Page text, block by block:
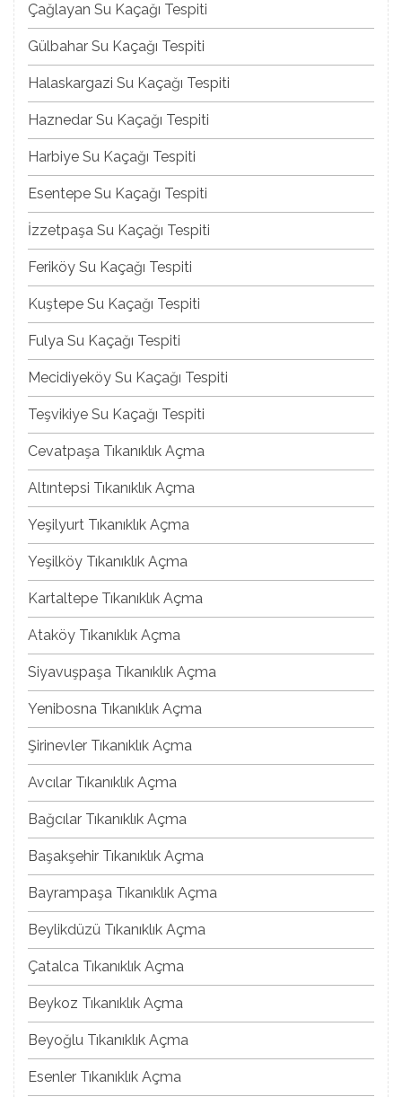
Çağlayan Su Kaçağı Tespiti
Gülbahar Su Kaçağı Tespiti
Halaskargazi Su Kaçağı Tespiti
Haznedar Su Kaçağı Tespiti
Harbiye Su Kaçağı Tespiti
Esentepe Su Kaçağı Tespiti
İzzetpaşa Su Kaçağı Tespiti
Feriköy Su Kaçağı Tespiti
Kuştepe Su Kaçağı Tespiti
Fulya Su Kaçağı Tespiti
Mecidiyeköy Su Kaçağı Tespiti
Teşvikiye Su Kaçağı Tespiti
Cevatpaşa Tıkanıklık Açma
Altıntepsi Tıkanıklık Açma
Yeşilyurt Tıkanıklık Açma
Yeşilköy Tıkanıklık Açma
Kartaltepe Tıkanıklık Açma
Ataköy Tıkanıklık Açma
Siyavuşpaşa Tıkanıklık Açma
Yenibosna Tıkanıklık Açma
Şirinevler Tıkanıklık Açma
Avcılar Tıkanıklık Açma
Bağcılar Tıkanıklık Açma
Başakşehir Tıkanıklık Açma
Bayrampaşa Tıkanıklık Açma
Beylikdüzü Tıkanıklık Açma
Çatalca Tıkanıklık Açma
Beykoz Tıkanıklık Açma
Beyoğlu Tıkanıklık Açma
Esenler Tıkanıklık Açma